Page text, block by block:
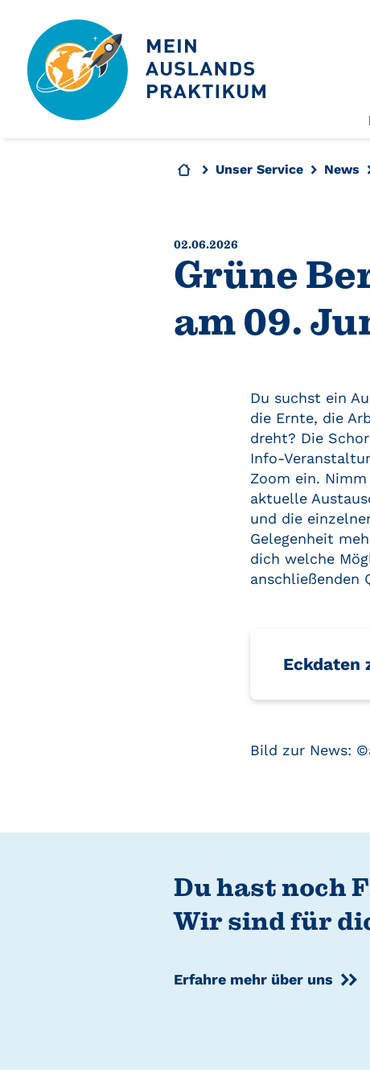
Unser Service News
02.06.2026
Grüne
am 09.
Du suchst ein
die Ernte, die
dreht? Die
Info-
Zoom ein.
aktuelle
und die
Gelegenheit
dich welche
anschließenden
Eckdaten
Bild zur News:
Du hast noch
Wir sind für
Erfahre mehr über uns